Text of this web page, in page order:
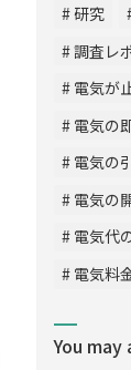
研究
調査レ
電気が
電気の
電気の
電気の
電気代
電気料
You may